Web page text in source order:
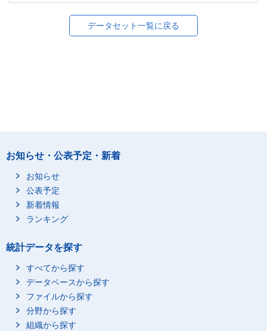
データセット一覧に戻る
お知らせ・公表予定・新着
お知らせ
公表予定
新着情報
ランキング
統計データを探す
すべてから探す
データベースから探す
ファイルから探す
分野から探す
組織から探す